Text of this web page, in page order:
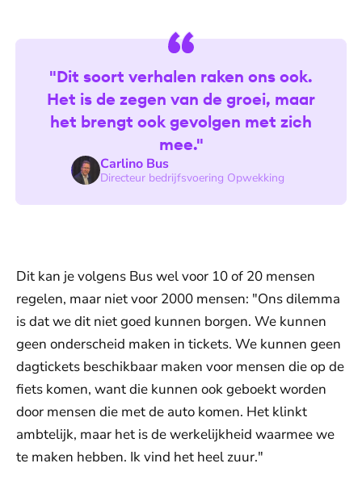
Carlino Bus
Directeur bedrijfsvoering Opwekking
"Dit soort verhalen raken ons ook.
Het is de zegen van de groei, maar
het brengt ook gevolgen met zich
mee."
Dit kan je volgens Bus wel voor 10 of 20 mensen
regelen, maar niet voor 2000 mensen: "Ons dilemma
is dat we dit niet goed kunnen borgen. We kunnen
geen onderscheid maken in tickets. We kunnen geen
dagtickets beschikbaar maken voor mensen die op de
fiets komen, want die kunnen ook geboekt worden
door mensen die met de auto komen. Het klinkt
ambtelijk, maar het is de werkelijkheid waarmee we
te maken hebben. Ik vind het heel zuur."